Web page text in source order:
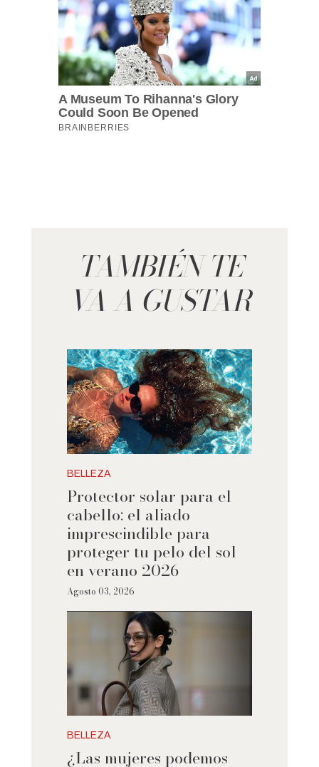
TAMBIÉN TE
VA A GUSTAR
BELLEZA
Protector solar para el
cabello: el aliado
imprescindible para
proteger tu pelo del sol
en verano 2026
Agosto 03, 2026
BELLEZA
¿Las mujeres podemos